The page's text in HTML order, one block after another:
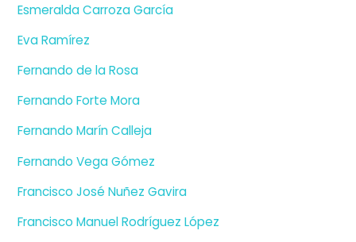
Esmeralda Carroza García
Eva Ramírez
Fernando de la Rosa
Fernando Forte Mora
Fernando Marín Calleja
Fernando Vega Gómez
Francisco José Nuñez Gavira
Francisco Manuel Rodríguez López